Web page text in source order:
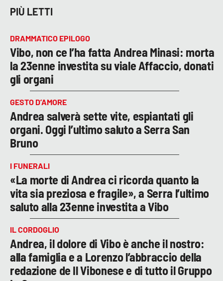
PIÙ LETTI
DRAMMATICO EPILOGO
Vibo, non ce l’ha fatta Andrea Minasi: morta
la 23enne investita su viale Affaccio, donati
gli organi
GESTO D’AMORE
Andrea salverà sette vite, espiantati gli
organi. Oggi l’ultimo saluto a Serra San
Bruno
I FUNERALI
«La morte di Andrea ci ricorda quanto la
vita sia preziosa e fragile», a Serra l’ultimo
saluto alla 23enne investita a Vibo
IL CORDOGLIO
Andrea, il dolore di Vibo è anche il nostro:
alla famiglia e a Lorenzo l’abbraccio della
redazione de Il Vibonese e di tutto il Gruppo